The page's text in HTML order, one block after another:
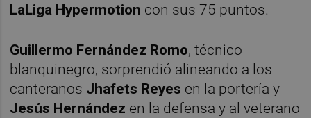
LaLiga Hypermotion con sus 75 puntos.
Guillermo Fernández Romo, técnico
blanquinegro, sorprendió alineando a los
canteranos Jhafets Reyes en la portería y
Jesús Hernández en la defensa y al veterano